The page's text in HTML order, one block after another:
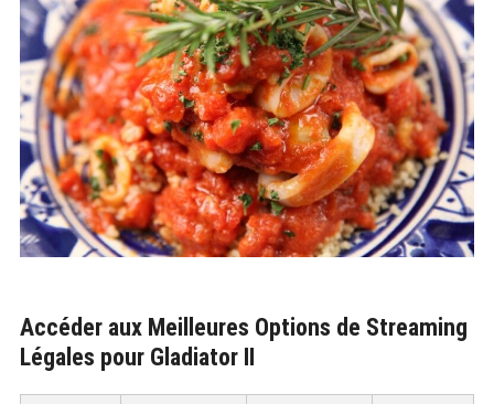
Accéder aux Meilleures Options de Streaming
Légales pour Gladiator II